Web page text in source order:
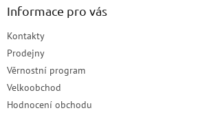
Informace pro vás
Kontakty
Prodejny
Věrnostní program
Velkoobchod
Hodnocení obchodu